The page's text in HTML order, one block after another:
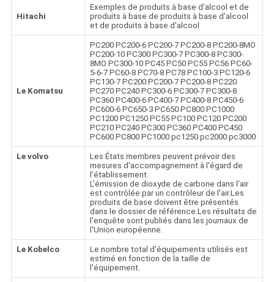
Hitachi
Exemples de produits à base d'alcool et de
produits à base de produits à base d'alcool
et de produits à base d'alcool
Le Komatsu
PC200 PC200-6 PC200-7 PC200-8 PC200-8MO
PC200-10 PC300 PC300-7 PC300-8 PC300-
8MO PC300-10 PC45 PC50 PC55 PC56 PC60-
5-6-7 PC60-8 PC70-8 PC78 PC100-3 PC120-6
PC130-7 PC200 PC200-7 PC200-8 PC220
PC270 PC240 PC300-6 PC300-7 PC300-8
PC360 PC400-6 PC400-7 PC400-8 PC450-6
PC600-6 PC650-3 PC650 PC800 PC1000
PC1200 PC1250 PC55 PC100 PC120 PC200
PC210 PC240 PC300 PC360 PC400 PC450
PC600 PC800 PC1000 pc1250 pc2000 pc3000
Le volvo
Les États membres peuvent prévoir des
mesures d'accompagnement à l'égard de
l'établissement.
L'émission de dioxyde de carbone dans l'air
est contrôlée par un contrôleur de l'air.Les
produits de base doivent être présentés
dans le dossier de référence.Les résultats de
l'enquête sont publiés dans les journaux de
l'Union européenne.
Le Kobelco
Le nombre total d'équipements utilisés est
estimé en fonction de la taille de
l'équipement.